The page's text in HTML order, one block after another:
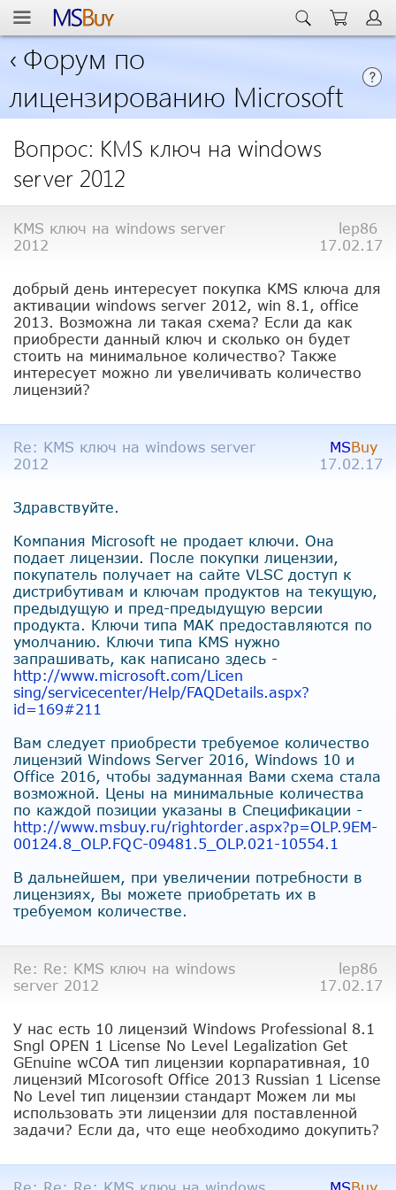
‹ Форум по
лицензированию Microsoft
Вопрос: KMS ключ на windows
server 2012
KMS ключ на windows server
2012
lep86
17.02.17
добрый день интересует покупка KMS ключа для
активации windows server 2012, win 8.1, office
2013. Возможна ли такая схема? Если да как
приобрести данный ключ и сколько он будет
стоить на минимальное количество? Также
интересует можно ли увеличивать количество
лицензий?
Re: KMS ключ на windows server
2012
MSBuy
17.02.17
Здравствуйте.
Компания Microsoft не продает ключи. Она
подает лицензии. После покупки лицензии,
покупатель получает на сайте VLSC доступ к
дистрибутивам и ключам продуктов на текущую,
предыдущую и пред-предыдущую версии
продукта. Ключи типа MAK предоставляются по
умолчанию. Ключи типа KMS нужно
запрашивать, как написано здесь -
http://www.microsoft.com/Licen
sing/servicecenter/Help/FAQDetails.aspx?
id=169#211
Вам следует приобрести требуемое количество
лицензий Windows Server 2016, Windows 10 и
Office 2016, чтобы задуманная Вами схема стала
возможной. Цены на минимальные количества
по каждой позиции указаны в Спецификации -
http://www.msbuy.ru/rightorder.aspx?p=OLP.9EM-
00124.8_OLP.FQC-09481.5_OLP.021-10554.1
В дальнейшем, при увеличении потребности в
лицензиях, Вы можете приобретать их в
требуемом количестве.
Re: Re: KMS ключ на windows
server 2012
lep86
17.02.17
У нас есть 10 лицензий Windows Professional 8.1
Sngl OPEN 1 License No Level Legalization Get
GEnuine wCOA тип лицензии корпаративная, 10
лицензий MIcorosoft Office 2013 Russian 1 License
No Level тип лицензии стандарт Можем ли мы
использовать эти лицензии для поставленной
задачи? Если да, что еще необходимо докупить?